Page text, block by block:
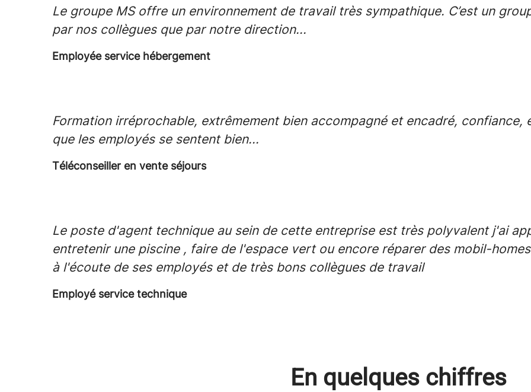
Le groupe MS offre un environnement de travail très sympathique. C’est un
par nos collègues que par notre direction...
Employée service hébergement
Formation irréprochable, extrêmement bien accompagné et encadré,
que les employés se sentent bien...
Téléconseiller en vente séjours
Le poste d'agent technique au sein de cette entreprise est très polyvalent j'ai
entretenir une piscine , faire de l'espace vert ou encore réparer des mobil-
à l'écoute de ses employés et de très bons collègues de travail
Employé service technique
En quelques chiffres